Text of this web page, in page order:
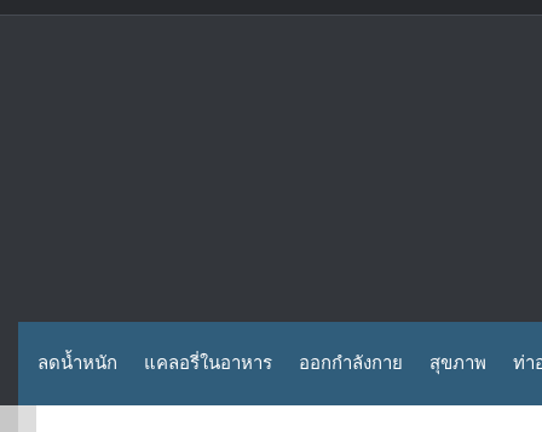
Skip
ลดน้ำหนัก แคลอรี่ในอาหาร ออกกำลังกาย สุขภาพ ท่า